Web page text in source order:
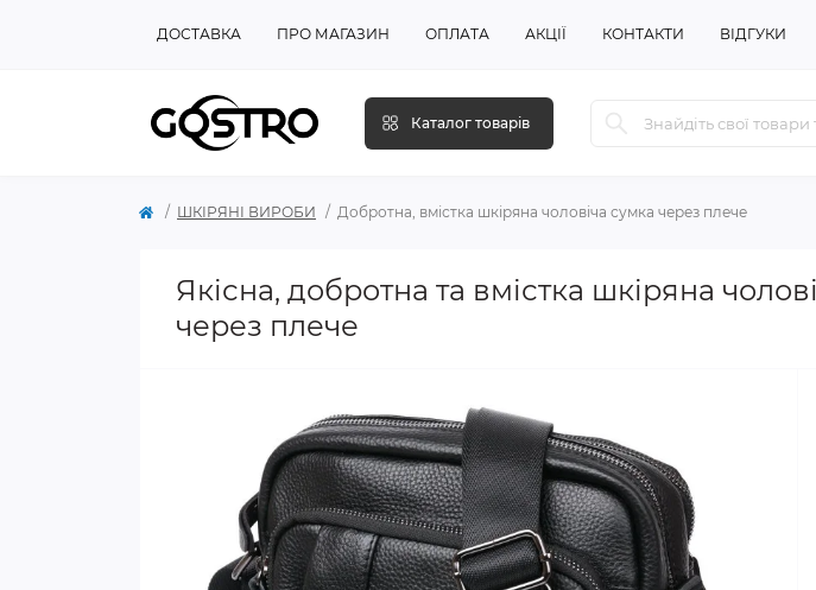
ДОСТАВКА ПРО МАГАЗИН ОПЛАТА АКЦІЇ КОНТАКТИ ВІДГУКИ
Каталог товарів
ШКІРЯНІ ВИРОБИ Добротна, вмістка шкіряна чоловіча сумка через плече
Якісна, добротна та вмістка шкіряна
через плече